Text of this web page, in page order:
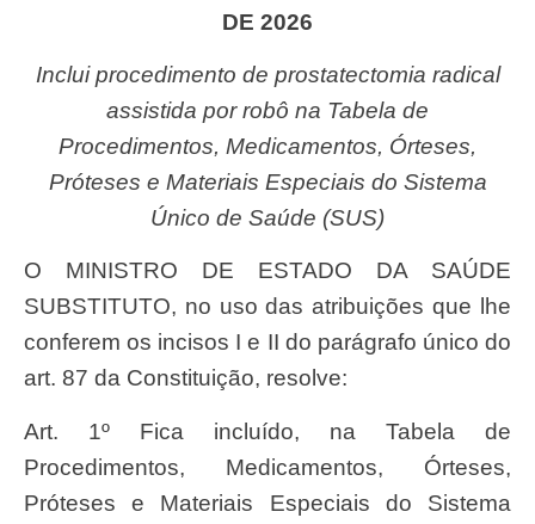
DE 2026
Inclui procedimento de prostatectomia radical
assistida por robô na Tabela de
Procedimentos, Medicamentos, Órteses,
Próteses e Materiais Especiais do Sistema
Único de Saúde (SUS)
O MINISTRO DE ESTADO DA SAÚDE
SUBSTITUTO, no uso das atribuições que lhe
conferem os incisos I e II do parágrafo único do
art. 87 da Constituição, resolve:
Art. 1º Fica incluído, na Tabela de
Procedimentos, Medicamentos, Órteses,
Próteses e Materiais Especiais do Sistema